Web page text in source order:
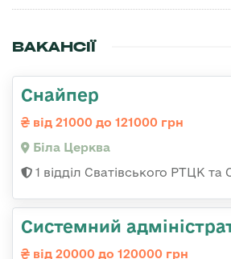
ВАКАНСІЇ
Снайпер
від 21000 до 121000 грн
Біла Церква
1 відділ Сватівського РТЦК та
Системний
від 20000 до 120000 грн